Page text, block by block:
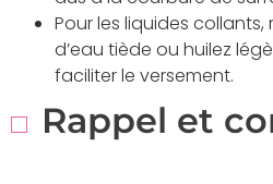
Pour les liquides
d’eau tiède ou huilez
faciliter le versement.
Rappel et